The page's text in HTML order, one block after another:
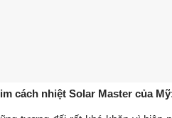
giá khả năng ngăn chặn tia UV